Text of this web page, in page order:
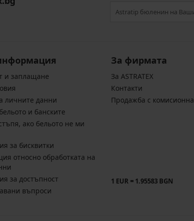
и заплащане
личните данни
и банските
ако бельото не ми
за бисквитки
относно обработката на
за достъпност
въпроси
За фирмата
За ASTRATEX
Контакти
Продажба с комисионна
1 EUR = 1.95583 BGN